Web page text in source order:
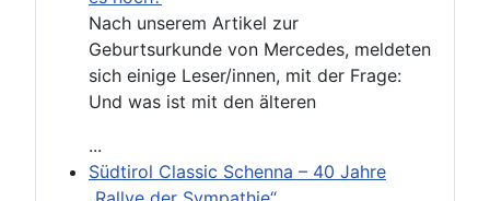
Nach unserem Artikel zur
Geburtsurkunde von Mercedes, meldeten
sich einige Leser/innen, mit der Frage:
Und was ist mit den älteren
...
Südtirol Classic Schenna – 40 Jahre